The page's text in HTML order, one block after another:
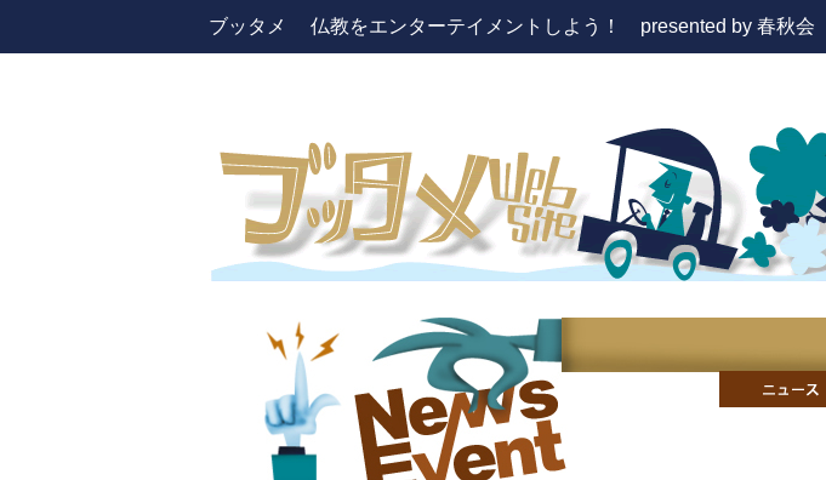
ブッタメ 仏教をエンターテイメントしよう！ presented by 春秋会